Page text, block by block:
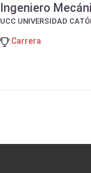
Ingeniero
UCC UNIVERSIDAD
Carrera